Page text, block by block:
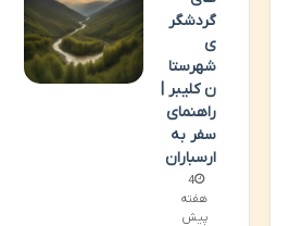
گردشگر
ی
شهرستا
ن کلیبر |
راهنمای
سفر به
ارسباران
4
هفته
پیش